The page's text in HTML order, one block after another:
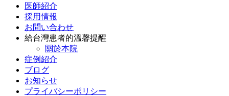
医師紹介
採用情報
お問い合わせ
給台灣患者的溫馨提醒
關於本院
症例紹介
ブログ
お知らせ
プライバシーポリシー